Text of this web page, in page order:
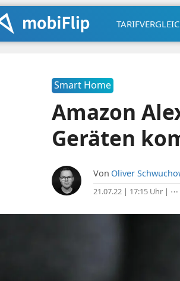
Smart Home
Amazon
Geräten
Von Oliver
21.07.22 | 17:15 Uhr| ⋯